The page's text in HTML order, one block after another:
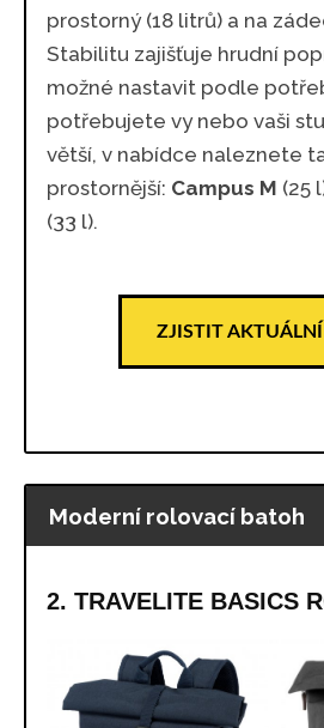
prostorný (18 litrů) a na
Stabilitu zajišťuje hrudní
možné nastavit podle
potřebujete vy nebo vaši
větší, v nabídce naleznete
prostornější: Campus M (25
(33 l).
ZJISTIT
Moderní rolovací batoh
2. TRAVELITE BASICS